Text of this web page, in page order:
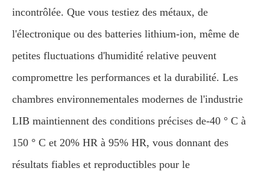
incontrôlée. Que vous testiez des métaux, de
l'électronique ou des batteries lithium-ion, même de
petites fluctuations d'humidité relative peuvent
compromettre les performances et la durabilité. Les
chambres environnementales modernes de l'industrie
LIB maintiennent des conditions précises de-40 ° C à
150 ° C et 20% HR à 95% HR, vous donnant des
résultats fiables et reproductibles pour le